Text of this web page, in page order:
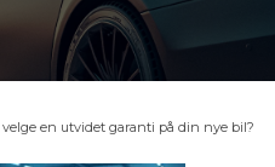
en utvidet garanti på din nye bil?